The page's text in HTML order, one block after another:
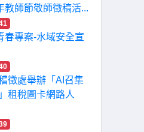
教師節敬師徵稿活...
春專案-水域安全宣
徵處舉辦「AI召集
租稅圖卡網路人